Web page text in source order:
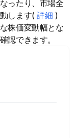
ったり、市場全
します(詳細 )
株価変動幅とな
認できます。